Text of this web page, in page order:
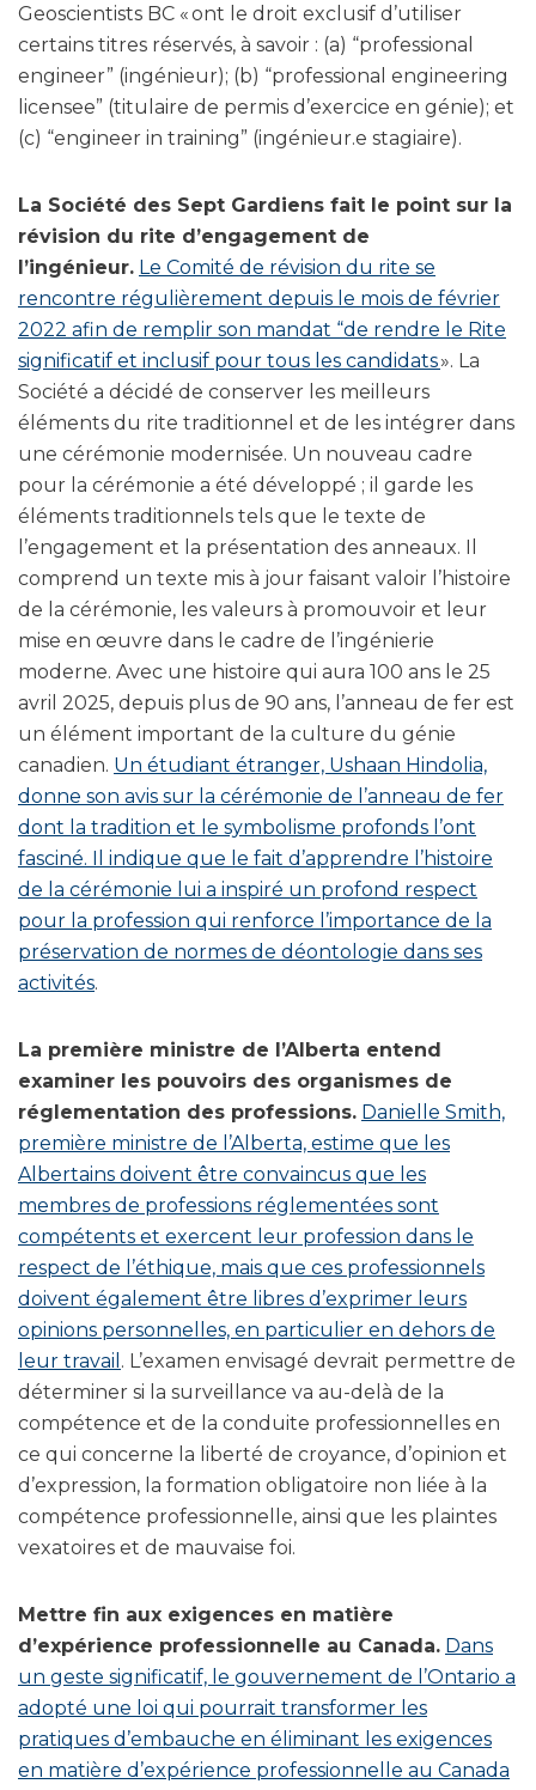
Geoscientists BC « ont le droit exclusif d’utiliser
certains titres réservés, à savoir : (a) “professional
engineer” (ingénieur); (b) “professional engineering
licensee” (titulaire de permis d’exercice en génie); et
(c) “engineer in training” (ingénieur.e stagiaire).
La Société des Sept Gardiens fait le point sur la
révision du rite d’engagement de
l’ingénieur. Le Comité de révision du rite se
rencontre régulièrement depuis le mois de février
2022 afin de remplir son mandat “de rendre le Rite
significatif et inclusif pour tous les candidats». La
Société a décidé de conserver les meilleurs
éléments du rite traditionnel et de les intégrer dans
une cérémonie modernisée. Un nouveau cadre
pour la cérémonie a été développé ; il garde les
éléments traditionnels tels que le texte de
l’engagement et la présentation des anneaux. Il
comprend un texte mis à jour faisant valoir l’histoire
de la cérémonie, les valeurs à promouvoir et leur
mise en œuvre dans le cadre de l’ingénierie
moderne. Avec une histoire qui aura 100 ans le 25
avril 2025, depuis plus de 90 ans, l’anneau de fer est
un élément important de la culture du génie
canadien. Un étudiant étranger, Ushaan Hindolia,
donne son avis sur la cérémonie de l’anneau de fer
dont la tradition et le symbolisme profonds l’ont
fasciné. Il indique que le fait d’apprendre l’histoire
de la cérémonie lui a inspiré un profond respect
pour la profession qui renforce l’importance de la
préservation de normes de déontologie dans ses
activités.
La première ministre de l’Alberta entend
examiner les pouvoirs des organismes de
réglementation des professions. Danielle Smith,
première ministre de l’Alberta, estime que les
Albertains doivent être convaincus que les
membres de professions réglementées sont
compétents et exercent leur profession dans le
respect de l’éthique, mais que ces professionnels
doivent également être libres d’exprimer leurs
opinions personnelles, en particulier en dehors de
leur travail . L’examen envisagé devrait permettre de
déterminer si la surveillance va au-delà de la
compétence et de la conduite professionnelles en
ce qui concerne la liberté de croyance, d’opinion et
d’expression, la formation obligatoire non liée à la
compétence professionnelle, ainsi que les plaintes
vexatoires et de mauvaise foi.
Mettre fin aux exigences en matière
d’expérience professionnelle au Canada. Dans
un geste significatif, le gouvernement de l’Ontario a
adopté une loi qui pourrait transformer les
pratiques d’embauche en éliminant les exigences
en matière d’expérience professionnelle au Canada